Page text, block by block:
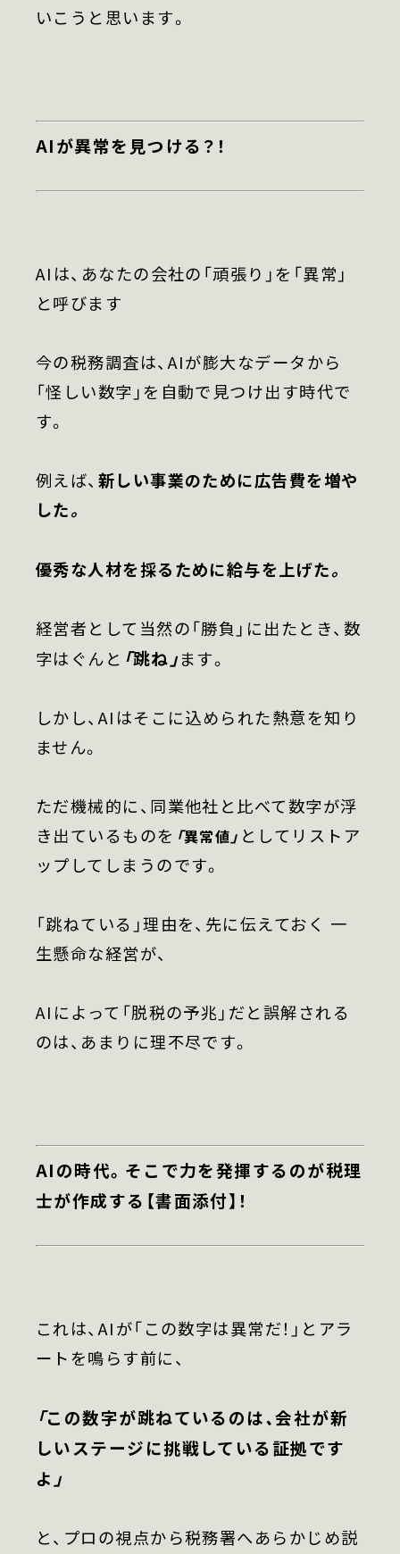
お知らせ
セミナー情報
会社概要
いこうと思います。
AIが異常を見つける？！
AIは、あなたの会社の「頑張り」を「異常」
と呼びます
今の税務調査は、AIが膨大なデータから
「怪しい数字」を自動で見つけ出す時代で
す。
例えば、 新しい事業のために広告費を増や
した。
優秀な人材を採るために給与を上げた。
経営者として当然の「勝負」に出たとき、数
字はぐんと 「跳ね」ます。
しかし、AIはそこに込められた熱意を知り
ません。
ただ機械的に、同業他社と比べて数字が浮
き出ているものを 「異常値」 としてリストア
ップしてしまうのです。
「跳ねている」理由を、先に伝えておく 一
生懸命な経営が、
AIによって「脱税の予兆」だと誤解される
のは、あまりに理不尽です。
AIの時代。そこで力を発揮するのが税理
士が作成する【書面添付】！
これは、AIが「この数字は異常だ！」とアラ
ートを鳴らす前に、
「この数字が跳ねているのは、会社が新
しいステージに挑戦している証拠です
よ」
と、プロの視点から税務署へあらかじめ説